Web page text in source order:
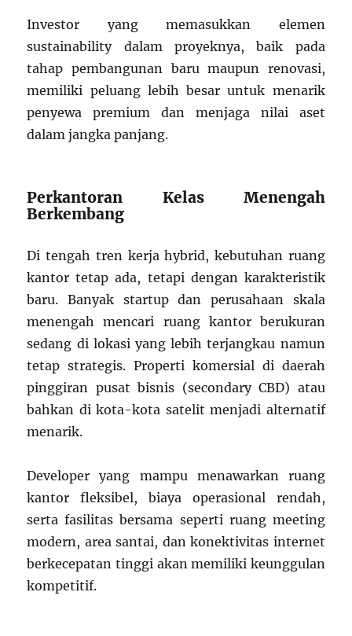
Investor yang memasukkan elemen
sustainability dalam proyeknya, baik pada
tahap pembangunan baru maupun renovasi,
memiliki peluang lebih besar untuk menarik
penyewa premium dan menjaga nilai aset
dalam jangka panjang.
Perkantoran Kelas Menengah
Berkembang
Di tengah tren kerja hybrid, kebutuhan ruang
kantor tetap ada, tetapi dengan karakteristik
baru. Banyak startup dan perusahaan skala
menengah mencari ruang kantor berukuran
sedang di lokasi yang lebih terjangkau namun
tetap strategis. Properti komersial di daerah
pinggiran pusat bisnis (secondary CBD) atau
bahkan di kota-kota satelit menjadi alternatif
menarik.
Developer yang mampu menawarkan ruang
kantor fleksibel, biaya operasional rendah,
serta fasilitas bersama seperti ruang meeting
modern, area santai, dan konektivitas internet
berkecepatan tinggi akan memiliki keunggulan
kompetitif.